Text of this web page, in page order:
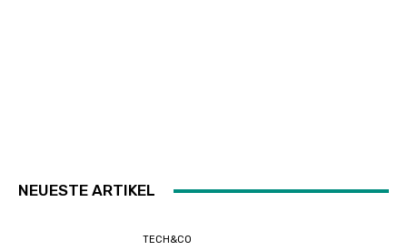
NEUESTE ARTIKEL
TECH&CO